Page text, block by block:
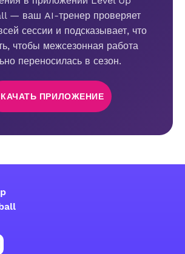
— ваш AI-тренер проверяет
сессии и подсказывает, что
чтобы межсезонная работа
переносилась в сезон.
ПРИЛОЖЕНИЕ
FacebookTweeter
на группу Instagram